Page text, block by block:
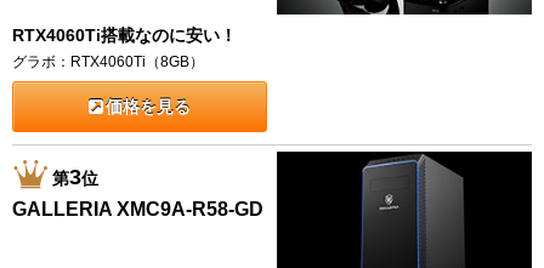
RTX4060Ti搭載なのに安い！
グラボ：RTX4060Ti（8GB）
価格を見る
第3位
GALLERIA XMC9A-R58-GD